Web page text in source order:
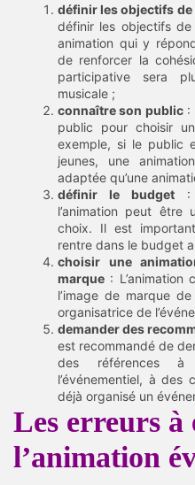
définir les objectifs de
définir les objectifs de
animation qui y
de renforcer la
participative sera
musicale ;
connaître son public:
public pour choisir
exemple, si le public
jeunes, une
adaptée qu’une
définir le budget :
l’animation peut
choix. Il est
rentre dans le budget
choisir une
marque :
l’image de marque de
organisatrice de
demander des
est recommandé de
des références à
l’événementiel, à
déjà organisé un
Les erreurs à
l’animation